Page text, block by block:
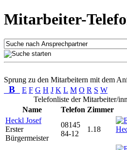
Mitarbeiter-
Sprung zu den Mitarbeitern mit dem
B E F G H J K L M O R S W
Telefonliste der Mitarbeiter/
Name
Telefon Zimmer
Heckl Josef
Erster
Bürgermeister
08145
84-12
1.18